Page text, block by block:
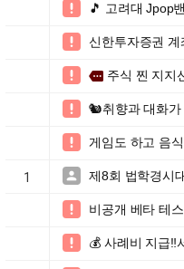
 🎵 고려대 Jpop
 신한투자증권
 more 주식 찐 지지
 🐿️취향과 대화가
 게임도 하고 음
1  제8회 법학경시
 비공개 베타 테
 💰 사례비 지급‼️